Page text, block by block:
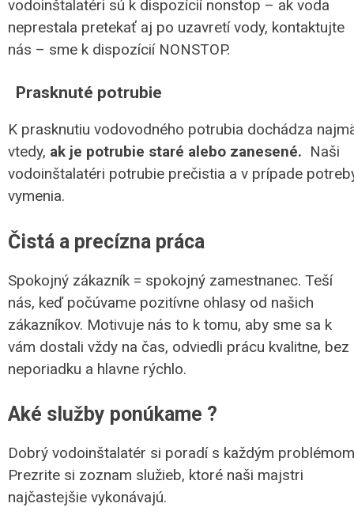
vodoinštalatéri sú k dispozícií nonstop – ak voda
neprestala pretekať aj po uzavretí vody, kontaktujte
nás – sme k dispozícií NONSTOP.
Prasknuté potrubie
K prasknutiu vodovodného potrubia dochádza
vtedy, ak je potrubie staré alebo zanesené. Naši
vodoinštalatéri potrubie prečistia a v prípade
vymenia.
Čistá a precízna práca
Spokojný zákazník = spokojný zamestnanec. Teší
nás, keď počúvame pozitívne ohlasy od našich
zákazníkov. Motivuje nás to k tomu, aby sme sa k
vám dostali vždy na čas, odviedli prácu kvalitne, bez
neporiadku a hlavne rýchlo.
Aké služby ponúkame ?
Dobrý vodoinštalatér si poradí s každým
Prezrite si zoznam služieb, ktoré naši majstri
najčastejšie vykonávajú.